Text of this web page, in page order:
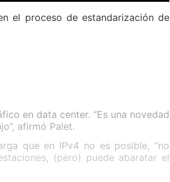
el proceso de estandarización de
en data center. “Es una novedad
afirmó Palet.
que en IPv4 no es posible, “no
(pero) puede abaratar el